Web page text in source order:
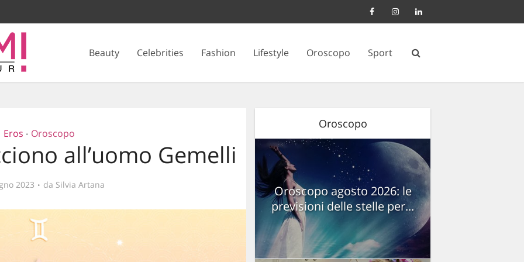
Beauty Celebrities Fashion Lifestyle Oroscopo Sport
Eros • Oroscopo
all’uomo Gemelli
2023 da Silvia Artana
Oroscopo
Oroscopo agosto 2026: le
previsioni delle stelle per...